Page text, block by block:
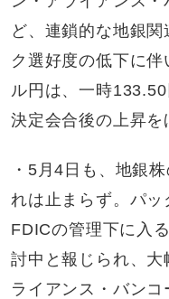
ど、連鎖的な地銀
ク選好度の低下に
ル円は、一時
決定会合後の上昇を
・5月4日も、地銀
れは止まらず。パ
FDICの管理下に入
討中と報じられ、
ライアンス・バン